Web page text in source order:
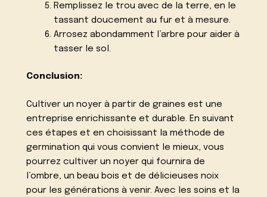
Remplissez le trou avec de la terre, en le
tassant doucement au fur et à mesure.
Arrosez abondamment l’arbre pour aider à
tasser le sol.
Conclusion:
Cultiver un noyer à partir de graines est une
entreprise enrichissante et durable. En suivant
ces étapes et en choisissant la méthode de
germination qui vous convient le mieux, vous
pourrez cultiver un noyer qui fournira de
l’ombre, un beau bois et de délicieuses noix
pour les générations à venir. Avec les soins et la